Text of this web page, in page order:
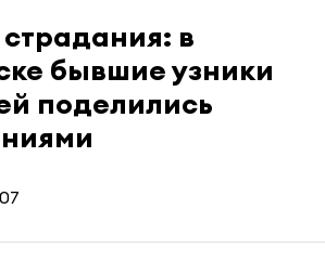
в
бывшие узники
поделились